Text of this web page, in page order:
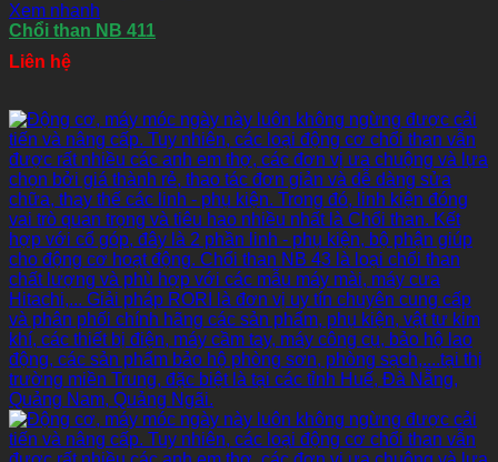
Xem nhanh
Chổi than NB 411
Liên hệ